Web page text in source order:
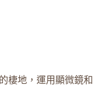
棲地，運用顯微鏡和